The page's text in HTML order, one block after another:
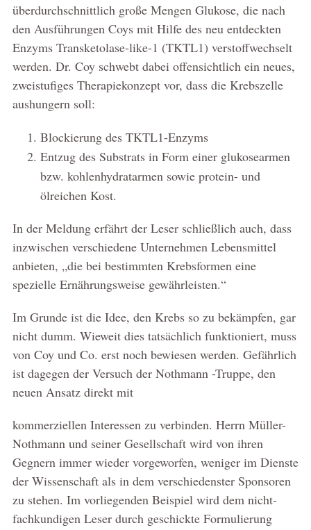
überdurchschnittlich große Mengen Glukose, die nach
den Ausführungen Coys mit Hilfe des neu entdeckten
Enzyms Transketolase-like-1 (TKTL1) verstoffwechselt
werden. Dr. Coy schwebt dabei offensichtlich ein neues,
zweistufiges Therapiekonzept vor, dass die Krebszelle
aushungern soll:
Blockierung des TKTL1-Enzyms
Entzug des Substrats in Form einer glukosearmen
bzw. kohlenhydratarmen sowie protein- und
ölreichen Kost.
In der Meldung erfährt der Leser schließlich auch, dass
inzwischen verschiedene Unternehmen Lebensmittel
anbieten, „die bei bestimmten Krebsformen eine
spezielle Ernährungsweise gewährleisten.“
Im Grunde ist die Idee, den Krebs so zu bekämpfen, gar
nicht dumm. Wieweit dies tatsächlich funktioniert, muss
von Coy und Co. erst noch bewiesen werden. Gefährlich
ist dagegen der Versuch der Nothmann -Truppe, den
neuen Ansatz direkt mit
kommerziellen Interessen zu verbinden. Herrn Müller-
Nothmann und seiner Gesellschaft wird von ihren
Gegnern immer wieder vorgeworfen, weniger im Dienste
der Wissenschaft als in dem verschiedenster Sponsoren
zu stehen. Im vorliegenden Beispiel wird dem nicht-
fachkundigen Leser durch geschickte Formulierung